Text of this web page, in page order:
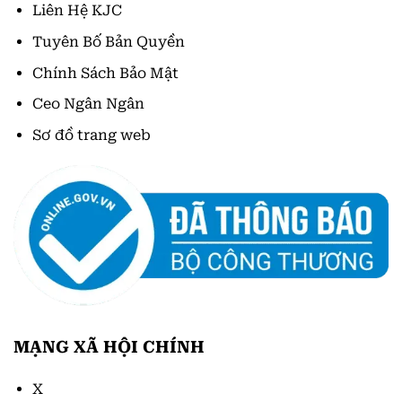
Liên Hệ KJC
Tuyên Bố Bản Quyền
Chính Sách Bảo Mật
Ceo Ngân Ngân
Sơ đồ trang web
MẠNG XÃ HỘI CHÍNH
X